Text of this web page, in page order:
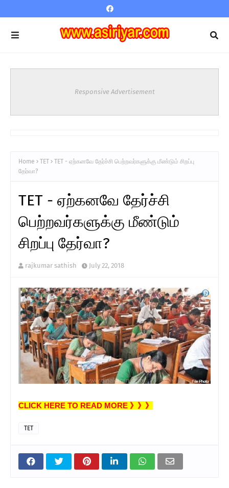
Responsive Advertisement
Home TET
TET - ஏற்கனவே தேர்ச்சி பெற்றவர்களுக்கு மீண்டும் சிறப்பு
தேர்வா?
TET - ஏற்கனவே தேர்ச்சி
பெற்றவர்களுக்கு மீண்டும்
சிறப்பு தேர்வா?
rajkumar sathish July 22, 2018
CLICK HERE TO READ MORE 》》》
TET